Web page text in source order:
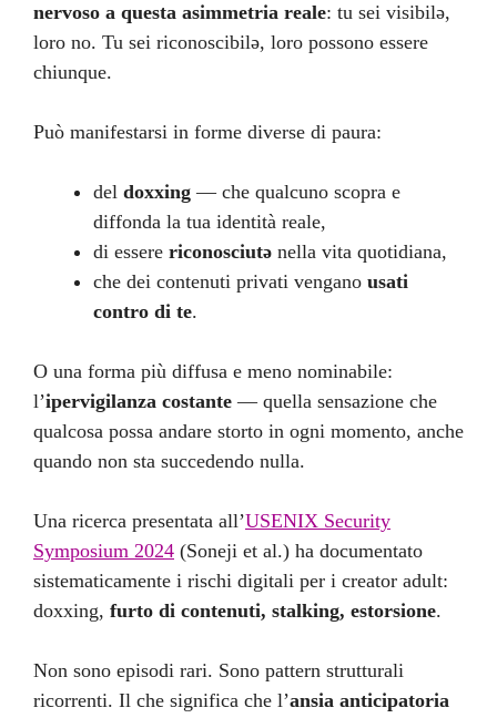
nervoso a questa asimmetria reale: tu sei visibilə,
loro no. Tu sei riconoscibilə, loro possono essere
chiunque.
Può manifestarsi in forme diverse di paura:
del doxxing— che qualcuno scopra e
diffonda la tua identità reale,
di essere riconosciutə nella vita quotidiana,
che dei contenuti privati vengano usati
contro di te.
O una forma più diffusa e meno nominabile:
l’ipervigilanza costante — quella sensazione che
qualcosa possa andare storto in ogni momento, anche
quando non sta succedendo nulla.
Una ricerca presentata all’USENIX Security
Symposium 2024 (Soneji et al.) ha documentato
sistematicamente i rischi digitali per i creator adult:
doxxing, furto di contenuti, stalking, estorsione.
Non sono episodi rari. Sono pattern strutturali
ricorrenti. Il che significa che l’ansia anticipatoria